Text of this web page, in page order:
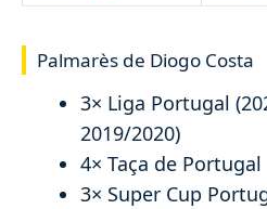
Palmarès de Diogo Costa
3× Liga Portugal
2019/2020)
4× Taça de Portugal
3× Super Cup